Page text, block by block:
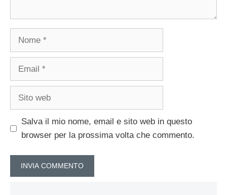
Nome
Email
Sito
Salva il mio nome, email e sito web in questo
browser per la prossima volta che commento.